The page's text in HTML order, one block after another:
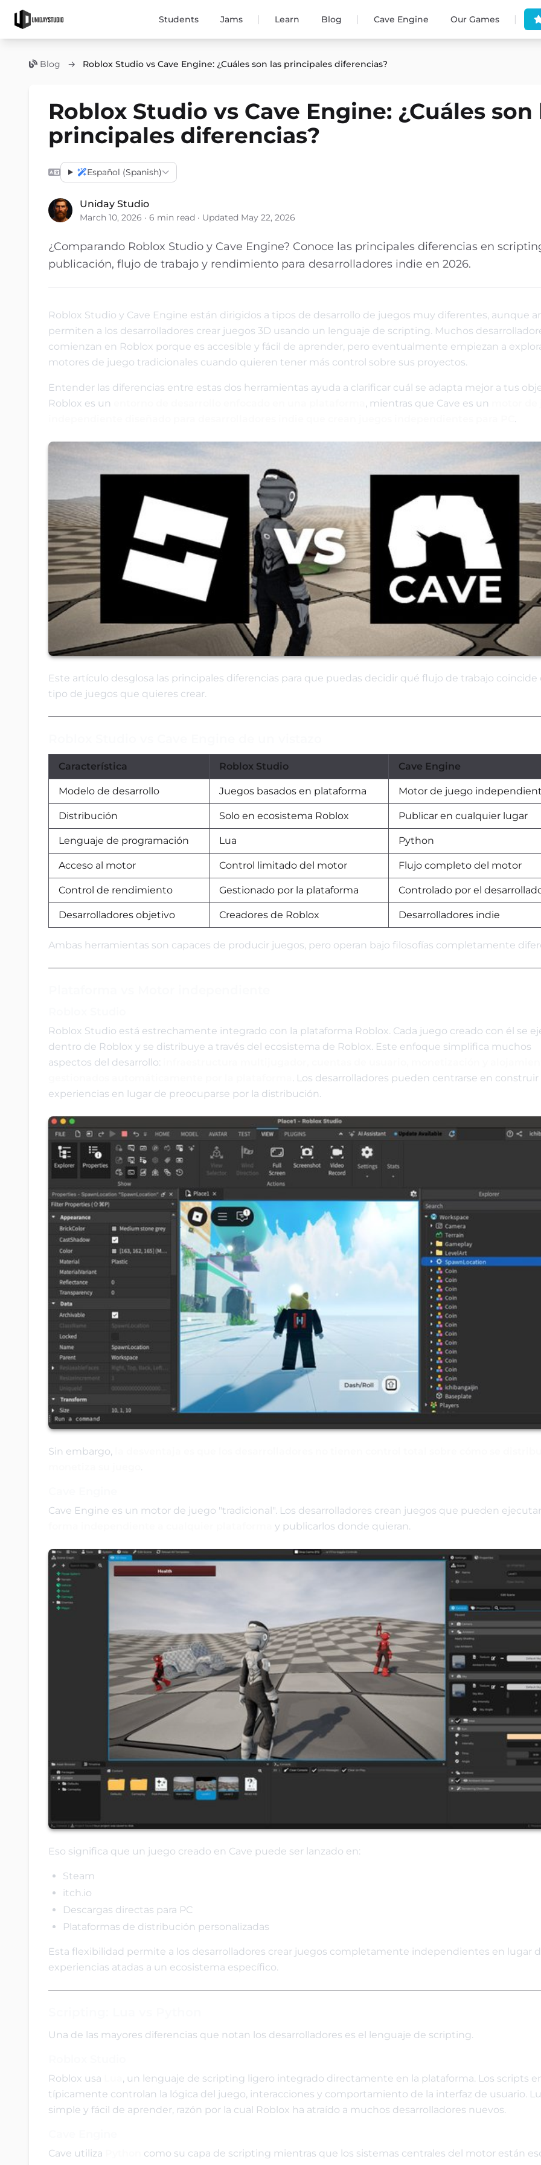
Students Jams | Learn Blog | Cave Engine Our Games |
Blog → Roblox Studio vs Cave Engine: ¿Cuáles son las principales diferencias?
Roblox Studio vs Cave Engine: ¿Cuáles son
principales diferencias?
Español (Spanish)
Uniday Studio
March 10, 2026 · 6 min read · Updated May 22, 2026
¿Comparando Roblox Studio y Cave Engine? Conoce las principales diferencias en
publicación, flujo de trabajo y rendimiento para desarrolladores indie en 2026.
Roblox Studio y Cave Engine están dirigidos a tipos de desarrollo de juegos muy diferentes, aunque
permiten a los desarrolladores crear juegos 3D usando un lenguaje de scripting. Muchos
comienzan en Roblox porque es accesible y fácil de aprender, pero eventualmente empiezan a
motores de juego tradicionales cuando quieren tener más control sobre sus proyectos.
Entender las diferencias entre estas dos herramientas ayuda a clarificar cuál se adapta mejor a tus
Roblox es un
, mientras que Cave es un
.
Este artículo desglosa las principales diferencias para que puedas decidir qué flujo de trabajo coincide
tipo de juegos que quieres crear.
Característica Roblox Studio Cave Engine
Modelo de desarrollo Juegos basados en plataforma Motor de juego
Distribución Solo en ecosistema Roblox Publicar en cualquier lugar
Lenguaje de programación Lua Python
Acceso al motor Control limitado del motor Flujo completo del motor
Control de rendimiento Gestionado por la plataforma Controlado por el
Desarrolladores objetivo Creadores de Roblox Desarrolladores indie
Ambas herramientas son capaces de producir juegos, pero operan bajo filosofías completamente
Roblox Studio está estrechamente integrado con la plataforma Roblox. Cada juego creado con él se
dentro de Roblox y se distribuye a través del ecosistema de Roblox. Este enfoque simplifica muchos
aspectos del desarrollo:
. Los desarrolladores pueden centrarse en construir
experiencias en lugar de preocuparse por la distribución.
Sin embargo,
.
Cave Engine es un motor de juego "tradicional". Los desarrolladores crean juegos que pueden
y publicarlos donde quieran.
Eso significa que un juego creado en Cave puede ser lanzado en:
Steam
itch.io
Descargas directas para PC
Plataformas de distribución personalizadas
Esta flexibilidad permite a los desarrolladores crear juegos completamente independientes en lugar
experiencias atadas a un ecosistema específico.
Una de las mayores diferencias que notan los desarrolladores es el lenguaje de scripting.
Roblox usa
, un lenguaje de scripting ligero integrado directamente en la plataforma. Los scripts
típicamente controlan la lógica del juego, interacciones y comportamiento de la interfaz de usuario.
simple y fácil de aprender, razón por la cual Roblox ha atraído a muchos desarrolladores nuevos.
Cave utiliza
como su capa de scripting mientras que los sistemas centrales del motor están